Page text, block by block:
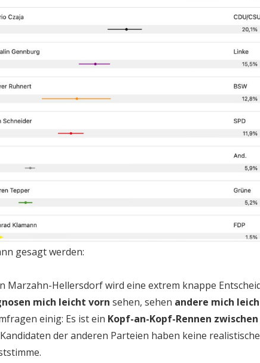
gesagt werden:
Marzahn-Hellersdorf wird eine extrem knappe
mich leicht vorn sehen, sehen andere mich
einig: Es ist ein Kopf-an-Kopf-Rennen
der anderen Parteien haben keine